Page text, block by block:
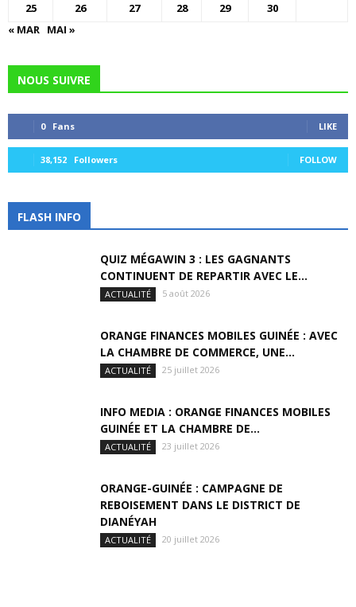
25
26 27 28 29
30
« MAR MAI »
NOUS SUIVRE
0 Fans LIKE
38,152 Followers FOLLOW
FLASH INFO
QUIZ MÉGAWIN 3 : LES GAGNANTS
CONTINUENT DE REPARTIR AVEC LE...
ACTUALITÉ 5 août 2026
ORANGE FINANCES MOBILES GUINÉE : AVEC
LA CHAMBRE DE COMMERCE, UNE...
ACTUALITÉ 25 juillet 2026
INFO MEDIA : ORANGE FINANCES MOBILES
GUINÉE ET LA CHAMBRE DE...
ACTUALITÉ 23 juillet 2026
ORANGE-GUINÉE : CAMPAGNE DE
REBOISEMENT DANS LE DISTRICT DE
DIANÉYAH
ACTUALITÉ 20 juillet 2026